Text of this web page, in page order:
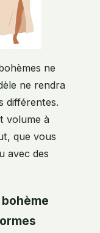
ne
ne rendra
différentes.
volume à
que vous
avec des